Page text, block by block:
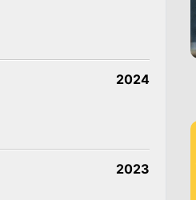
2024
2023